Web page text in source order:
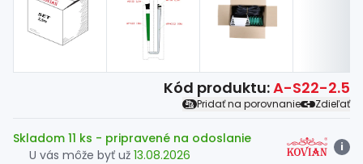
Kód produktu:A-S22-2.5
Pridať na porovnanie Zdieľať
Skladom 11 ks - pripravené na odoslanie
U vás môže byť už 13.08.2026
i